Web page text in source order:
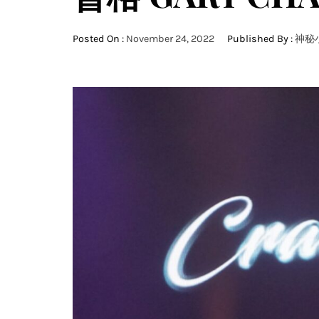
Posted On : November 24, 2022 Published By :神秘